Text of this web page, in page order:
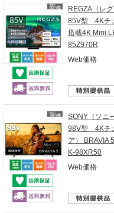
REGZA（レグ
85V型 4Kチ
搭載4K Mini
85Z970R
Web価格
SONY（ソニー
98V型 4Kチ
ア） BRAVIA
K-98XR50
Web価格